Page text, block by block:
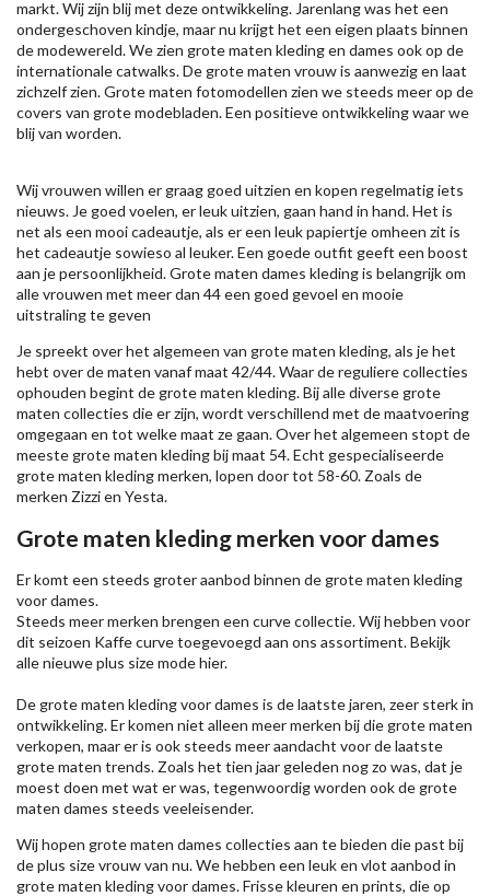
markt. Wij zijn blij met deze ontwikkeling. Jarenlang was het een
ondergeschoven kindje, maar nu krijgt het een eigen plaats binnen
de modewereld. We zien grote maten kleding en dames ook op de
internationale catwalks. De grote maten vrouw is aanwezig en laat
zichzelf zien. Grote maten fotomodellen zien we steeds meer op de
covers van grote modebladen. Een positieve ontwikkeling waar we
blij van worden.
Wij vrouwen willen er graag goed uitzien en kopen regelmatig iets
nieuws. Je goed voelen, er leuk uitzien, gaan hand in hand. Het is
net als een mooi cadeautje, als er een leuk papiertje omheen zit is
het cadeautje sowieso al leuker. Een goede outfit geeft een boost
aan je persoonlijkheid. Grote maten dames kleding is belangrijk om
alle vrouwen met meer dan 44 een goed gevoel en mooie
uitstraling te geven
Je spreekt over het algemeen van grote maten kleding, als je het
hebt over de maten vanaf maat 42/44. Waar de reguliere collecties
ophouden begint de grote maten kleding. Bij alle diverse grote
maten collecties die er zijn, wordt verschillend met de maatvoering
omgegaan en tot welke maat ze gaan. Over het algemeen stopt de
meeste grote maten kleding bij maat 54. Echt gespecialiseerde
grote maten kleding merken, lopen door tot 58-60. Zoals de
merken Zizzien Yesta.
Grote maten kleding merken voor dames
Er komt een steeds groter aanbod binnen de grote maten kleding
voor dames.
Steeds meer merken brengen een curve collectie. Wij hebben voor
dit seizoen Kaffecurve toegevoegd aan ons assortiment. Bekijk
alle nieuweplus size modehier.
De grote maten kleding voor dames is de laatste jaren, zeer sterk in
ontwikkeling. Er komen niet alleen meer merken bij die grote maten
verkopen, maar er is ook steeds meer aandacht voor de laatste
grote maten trends. Zoals het tien jaar geleden nog zo was, dat je
moest doen met wat er was, tegenwoordig worden ook de grote
maten dames steeds veeleisender.
Wij hopen grote maten dames collecties aan te bieden die past bij
de plus size vrouw van nu. We hebben een leuk en vlot aanbod in
grote maten kleding voor dames. Frisse kleuren en prints, die op